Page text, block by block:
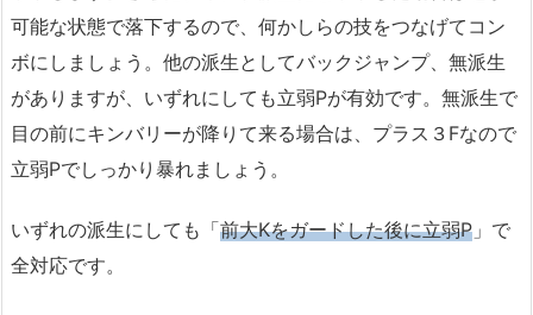
可能な状態で落下するので、何かしらの技をつなげてコン
ボにしましょう。他の派生としてバックジャンプ、無派生
がありますが、いずれにしても立弱Pが有効です。無派生で
目の前にキンバリーが降りて来る場合は、プラス３Fなので
立弱Pでしっかり暴れましょう。
いずれの派生にしても「前大Kをガードした後に立弱P 」で
全対応です。